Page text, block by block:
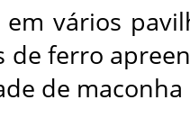
em vários
de ferro
de maconha